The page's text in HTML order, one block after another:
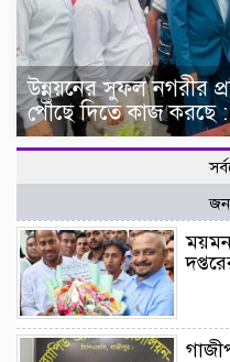
উন্নয়নের সুফল নগরীর
পৌঁছে দিতে কাজ করছে